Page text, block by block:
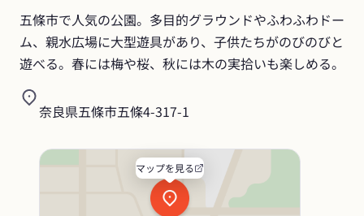
五條市で人気の公園。多目的グラウンドやふわふわドー
ム、親水広場に大型遊具があり、子供たちがのびのびと
遊べる。春には梅や桜、秋には木の実拾いも楽しめる。
奈良県五條市五條4-317-1
マップを見る